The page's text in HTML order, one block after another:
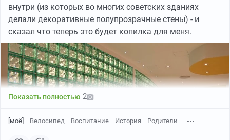
внутри (из которых во многих советских зданиях
делали декоративные полупрозрачные стены) - и
сказал что теперь это будет копилка для меня.
Показать полностью 2
[моё] Велосипед Воспитание История Родители